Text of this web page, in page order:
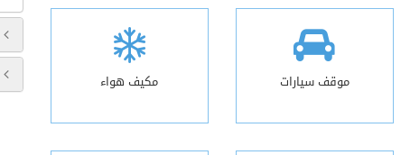
موقف سيارات مكيف هواء